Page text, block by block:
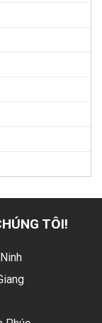
TÔI!